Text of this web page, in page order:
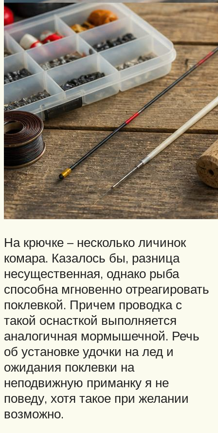
На крючке – несколько личинок
комара. Казалось бы, разница
несущественная, однако рыба
способна мгновенно отреагировать
поклевкой. Причем проводка с
такой оснасткой выполняется
аналогичная мормышечной. Речь
об установке удочки на лед и
ожидания поклевки на
неподвижную приманку я не
поведу, хотя такое при желании
возможно.